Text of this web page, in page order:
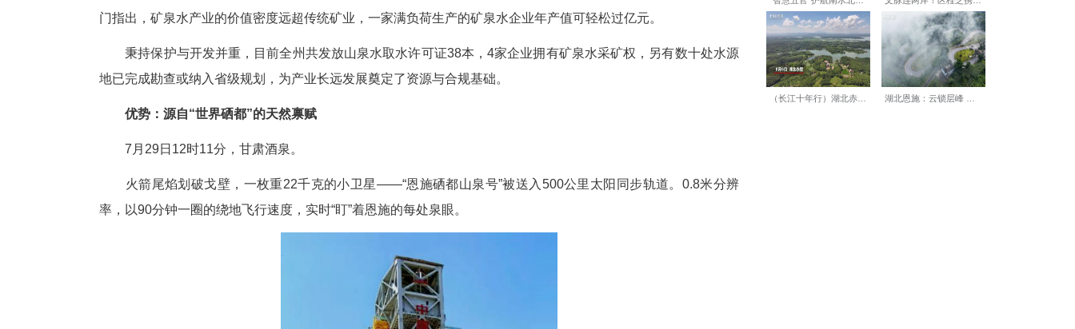
咸丰白虎山、鹤峰木林子、宣恩封口坝、恩施楠木沟……无一例外，全州优质包装饮用水水源均藏于人迹罕至
处。
恩施是水的王国，年均降雨丰沛，河网密集。更宝贵的是其丰富的地下水资源。全州年均地下水资源量达
59.01亿立方米，已查明矿泉水日允许开采量超1.4万立方米，是一座名副其实的“地下水银行”。恩施州自然资源部
门指出，矿泉水产业的价值密度远超传统矿业，一家满负荷生产的矿泉水企业年产值可轻松过亿元。